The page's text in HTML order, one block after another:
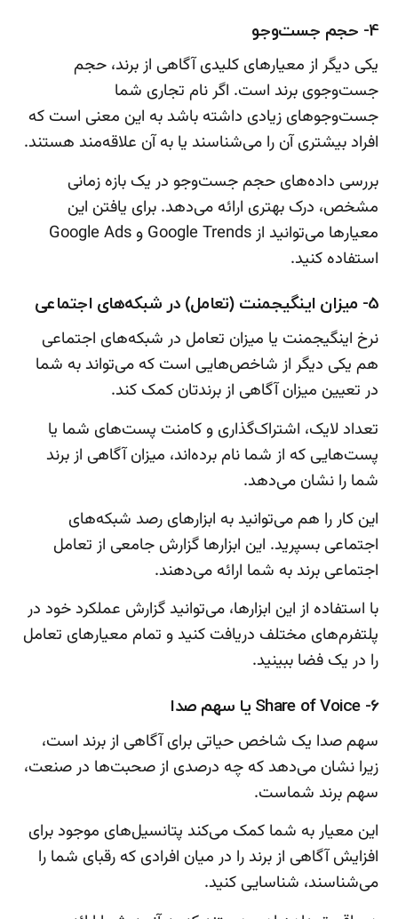
4- حجم جست‌وجو
یکی دیگر از معیارهای کلیدی آگاهی از برند، حجم
جست‌وجوی برند است. اگر نام تجاری شما
جست‌وجوهای زیادی داشته باشد به این معنی است که
افراد بیشتری آن را می‌شناسند یا به آن علاقه‌مند هستند.
بررسی داده‌های حجم جست‌وجو در یک بازه زمانی
مشخص، درک بهتری ارائه می‌دهد. برای یافتن این
معیارها می‌توانید از Google Trends و Google Ads
استفاده کنید.
5- میزان اینگیجمنت (تعامل) در شبکه‌های اجتماعی
نرخ اینگیجمنت یا میزان تعامل در شبکه‌های اجتماعی
هم یکی دیگر از شاخص‌هایی است که می‌تواند به شما
در تعیین میزان آگاهی از برندتان کمک کند.
تعداد لایک، اشتراک‌گذاری و کامنت پست‌های شما یا
پست‌هایی که از شما نام برده‌اند، میزان آگاهی از برند
شما را نشان می‌دهد.
این کار را هم می‌توانید به ابزارهای رصد شبکه‌های
اجتماعی بسپرید. این ابزارها گزارش جامعی از تعامل
اجتماعی برند به شما ارائه می‌دهند.
با استفاده از این ابزارها، می‌توانید گزارش عملکرد خود در
پلتفرم‌های مختلف دریافت کنید و تمام معیارهای تعامل
را در یک فضا ببینید.
6- Share of Voice یا سهم صدا
سهم صدا یک شاخص حیاتی برای آگاهی از برند است،
زیرا نشان می‌دهد که چه درصدی از صحبت‌ها در صنعت،
سهم برند شماست.
این معیار به شما کمک می‌کند پتانسیل‌های موجود برای
افزایش آگاهی از برند را در میان افرادی که رقبای شما را
می‌شناسند، شناسایی کنید.